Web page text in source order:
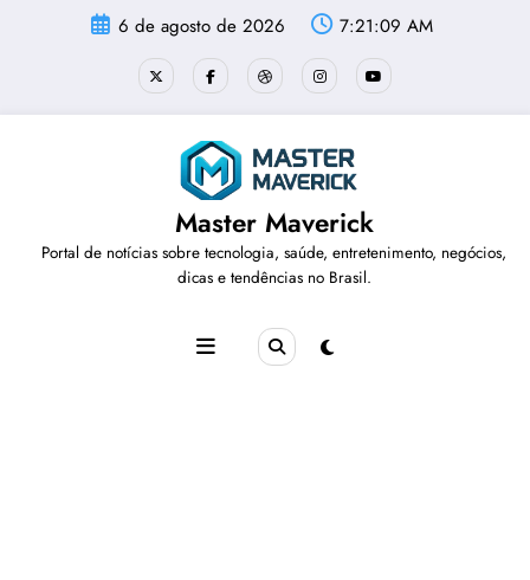
6 de agosto de 2026 7:21:10 AM
Master Maverick
Portal de notícias sobre tecnologia, saúde, entretenimento, negócios,
dicas e tendências no Brasil.